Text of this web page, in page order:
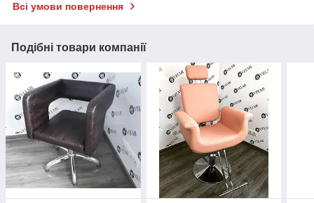
Всі умови повернення
Подібні товари компанії